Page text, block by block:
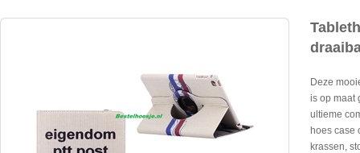
Deze
is op maat
ultieme
hoes case
krassen,